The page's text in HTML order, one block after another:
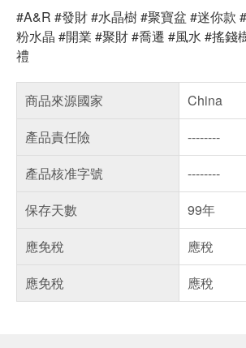
#A&R #發財#水晶樹#聚寶盆 #迷你款 #
粉水晶 #開業 #聚財#喬遷 #風水 #搖錢
禮
商品來源國家
China
產品責任險
--------
產品核准字號
--------
保存天數
99年
應免稅
應稅
應免稅
應稅